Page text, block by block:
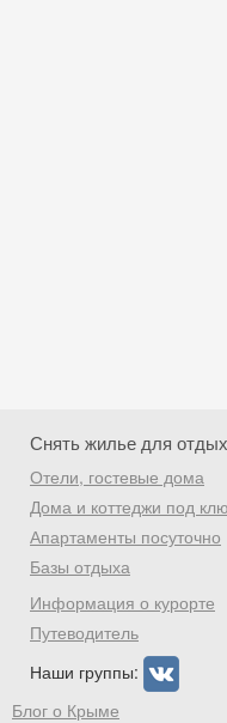
Снять жилье для
Отели, гостевые дома
Дома и коттеджи под
Апартаменты посуточно
Базы отдыха
Информация о курорте
Путеводитель
Наши группы:
Блог о Крыме
Хочешь
промокод